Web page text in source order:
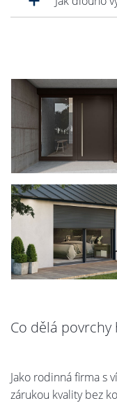
Co dělá
Jako rodinná firma s
zárukou kvality bez